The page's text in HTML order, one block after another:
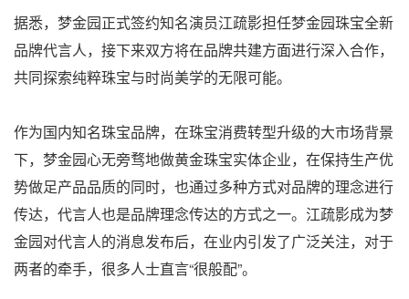
据悉，梦金园正式签约知名演员江疏影担任梦金园珠宝全新
品牌代言人，接下来双方将在品牌共建方面进行深入合作，
共同探索纯粹珠宝与时尚美学的无限可能。
作为国内知名珠宝品牌，在珠宝消费转型升级的大市场背景
下，梦金园心无旁骛地做黄金珠宝实体企业，在保持生产优
势做足产品品质的同时，也通过多种方式对品牌的理念进行
传达，代言人也是品牌理念传达的方式之一。江疏影成为梦
金园对代言人的消息发布后，在业内引发了广泛关注，对于
两者的牵手，很多人士直言“很般配”。